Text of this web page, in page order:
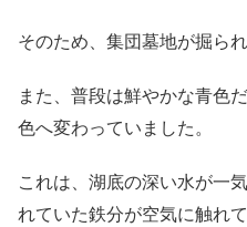
そのため、集団墓地が掘ら
また、普段は鮮やかな青色
色へ変わっていました。
これは、湖底の深い水が一
れていた鉄分が空気に触れ